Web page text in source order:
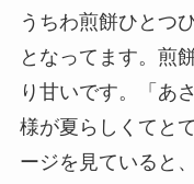
うちわ煎餅ひとつ
となってます。煎
り甘いです。「あ
様が夏らしくてと
ージを見ていると